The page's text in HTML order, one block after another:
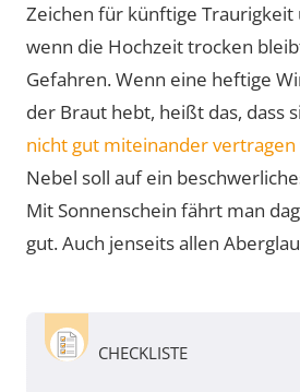
Zeichen für künftige Traurigkeit
wenn die Hochzeit trocken
Gefahren. Wenn eine heftige
der Braut hebt, heißt das, dass
nicht gut miteinander vertragen
Nebel soll auf ein
Mit Sonnenschein fährt man
gut. Auch jenseits allen
CHECKLISTE